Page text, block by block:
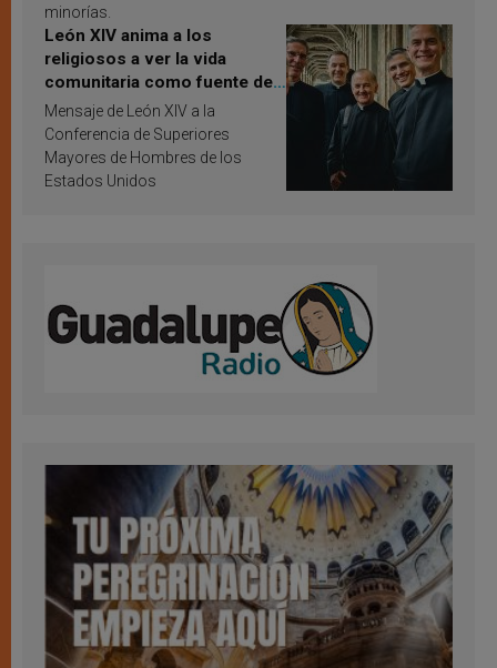
minorías.
León XIV anima a los
religiosos a ver la vida
comunitaria como fuente de
inspiración y santificación
Mensaje de León XIV a la
Conferencia de Superiores
Mayores de Hombres de los
Estados Unidos